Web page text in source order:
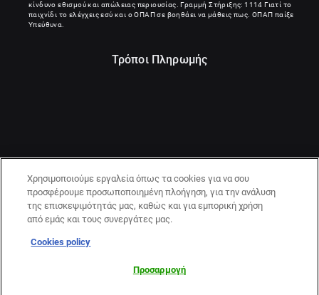
κίνδυνο εθισμού και απώλειας περιουσίας. Γραμμή Στήριξης: 1114 Γιατί το
παιχνίδι το ελέγχεις εσύ και ο ΟΠΑΠ σε βοηθάει να μάθεις πως. ΟΠΑΠ παίξε
Υπεύθυνα.
Τρόποι Πληρωμής
ΣΥΜΒΟΥΛΕΥΤΙΚΗΣ:1114
Χρησιμοποιούμε εργαλεία όπως τα cookies για να σου
προσφέρουμε προσωποποιημένη πλοήγηση, για την ανάλυση
της επισκεψιμότητάς μας, καθώς και για εμπορική χρήση
από εμάς και τους συνεργάτες μας.
Cookies policy
Προσαρμογή